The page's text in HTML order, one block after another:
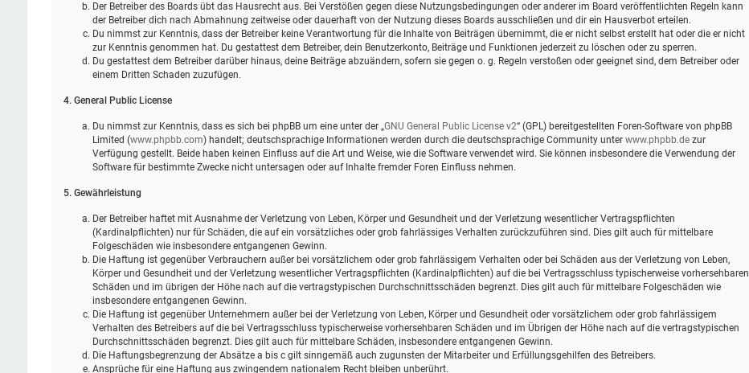
Der Betreiber des Boards übt das Hausrecht aus. Bei Verstößen gegen diese Nutzungsbedingungen oder anderer im Board veröffentlichten Regeln kann
der Betreiber dich nach Abmahnung zeitweise oder dauerhaft von der Nutzung dieses Boards ausschließen und dir ein Hausverbot erteilen.
Du nimmst zur Kenntnis, dass der Betreiber keine Verantwortung für die Inhalte von Beiträgen übernimmt, die er nicht selbst erstellt hat oder die er nicht
zur Kenntnis genommen hat. Du gestattest dem Betreiber, dein Benutzerkonto, Beiträge und Funktionen jederzeit zu löschen oder zu sperren.
Du gestattest dem Betreiber darüber hinaus, deine Beiträge abzuändern, sofern sie gegen o. g. Regeln verstoßen oder geeignet sind, dem Betreiber oder
einem Dritten Schaden zuzufügen.
4. General Public License
Du nimmst zur Kenntnis, dass es sich bei phpBB um eine unter der „GNU General Public License v2“ (GPL) bereitgestellten Foren-Software von phpBB
Limited (www.phpbb.com) handelt; deutschsprachige Informationen werden durch die deutschsprachige Community unter www.phpbb.dezur
Verfügung gestellt. Beide haben keinen Einfluss auf die Art und Weise, wie die Software verwendet wird. Sie können insbesondere die Verwendung der
Software für bestimmte Zwecke nicht untersagen oder auf Inhalte fremder Foren Einfluss nehmen.
5. Gewährleistung
Der Betreiber haftet mit Ausnahme der Verletzung von Leben, Körper und Gesundheit und der Verletzung wesentlicher Vertragspflichten
(Kardinalpflichten) nur für Schäden, die auf ein vorsätzliches oder grob fahrlässiges Verhalten zurückzuführen sind. Dies gilt auch für mittelbare
Folgeschäden wie insbesondere entgangenen Gewinn.
Die Haftung ist gegenüber Verbrauchern außer bei vorsätzlichem oder grob fahrlässigem Verhalten oder bei Schäden aus der Verletzung von Leben,
Körper und Gesundheit und der Verletzung wesentlicher Vertragspflichten (Kardinalpflichten) auf die bei Vertragsschluss typischerweise vorhersehbaren
Schäden und im übrigen der Höhe nach auf die vertragstypischen Durchschnittsschäden begrenzt. Dies gilt auch für mittelbare Folgeschäden wie
insbesondere entgangenen Gewinn.
Die Haftung ist gegenüber Unternehmern außer bei der Verletzung von Leben, Körper und Gesundheit oder vorsätzlichem oder grob fahrlässigem
Verhalten des Betreibers auf die bei Vertragsschluss typischerweise vorhersehbaren Schäden und im Übrigen der Höhe nach auf die vertragstypischen
Durchschnittsschäden begrenzt. Dies gilt auch für mittelbare Schäden, insbesondere entgangenen Gewinn.
Die Haftungsbegrenzung der Absätze a bis c gilt sinngemäß auch zugunsten der Mitarbeiter und Erfüllungsgehilfen des Betreibers.
Ansprüche für eine Haftung aus zwingendem nationalem Recht bleiben unberührt.